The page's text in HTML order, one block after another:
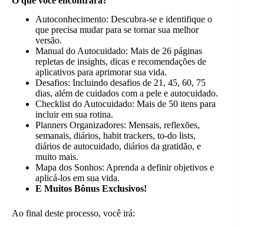
Autoconhecimento: Descubra-se e identifique o
que precisa mudar para se tornar sua melhor
versão.
Manual do Autocuidado: Mais de 26 páginas
repletas de insights, dicas e recomendações de
aplicativos para aprimorar sua vida.
Desafios: Incluindo desafios de 21, 45, 60, 75
dias, além de cuidados com a pele e autocuidado.
Checklist do Autocuidado: Mais de 50 itens para
incluir em sua rotina.
Planners Organizadores: Mensais, reflexões,
semanais, diários, habit trackers, to-do lists,
diários de autocuidado, diários da gratidão, e
muito mais.
Mapa dos Sonhos: Aprenda a definir objetivos e
aplicá-los em sua vida.
E Muitos Bônus Exclusivos!
Ao final deste processo, você irá: